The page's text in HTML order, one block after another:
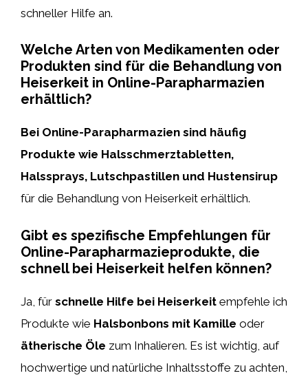
schneller Hilfe an.
Welche Arten von Medikamenten oder
Produkten sind für die Behandlung von
Heiserkeit in Online-Parapharmazien
erhältlich?
Bei Online-Parapharmazien sind häufig
Produkte wie Halsschmerztabletten,
Halssprays, Lutschpastillen und Hustensirup
für die Behandlung von Heiserkeit erhältlich.
Gibt es spezifische Empfehlungen für
Online-Parapharmazieprodukte, die
schnell bei Heiserkeit helfen können?
Ja, für schnelle Hilfe bei Heiserkeit empfehle ich
Produkte wie Halsbonbons mit Kamille oder
ätherische Öle zum Inhalieren. Es ist wichtig, auf
hochwertige und natürliche Inhaltsstoffe zu achten,